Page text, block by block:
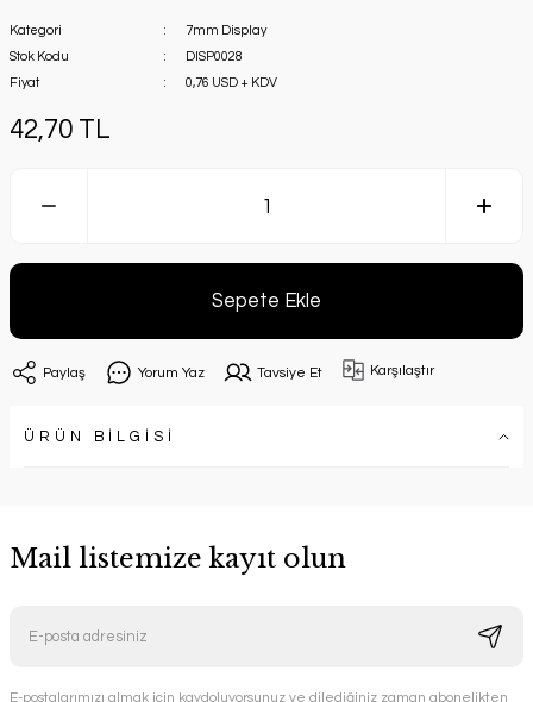
Kategori
7mm Display
Stok Kodu
DISP0028
Fiyat
0,76 USD + KDV
42,70 TL
Sepete Ekle
Paylaş Yorum Yaz Tavsiye Et Karşılaştır
ÜRÜN BİLGİSİ
Mail listemize kayıt olun
E-postalarımızı almak için kaydoluyorsunuz ve dilediğiniz zaman abonelikten